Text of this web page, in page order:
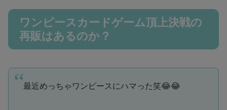
ワンピースカードゲーム頂上決戦の
再販はあるのか？
最近めっちゃワンピースにハマった笑😂😂